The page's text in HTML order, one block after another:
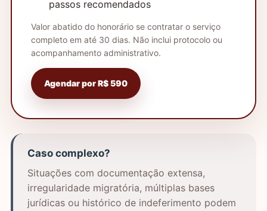
passos recomendados
Valor abatido do honorário se contratar o serviço
completo em até 30 dias. Não inclui protocolo ou
acompanhamento administrativo.
Agendar por R$ 590
Caso complexo?
Situações com documentação extensa,
irregularidade migratória, múltiplas bases
jurídicas ou histórico de indeferimento podem